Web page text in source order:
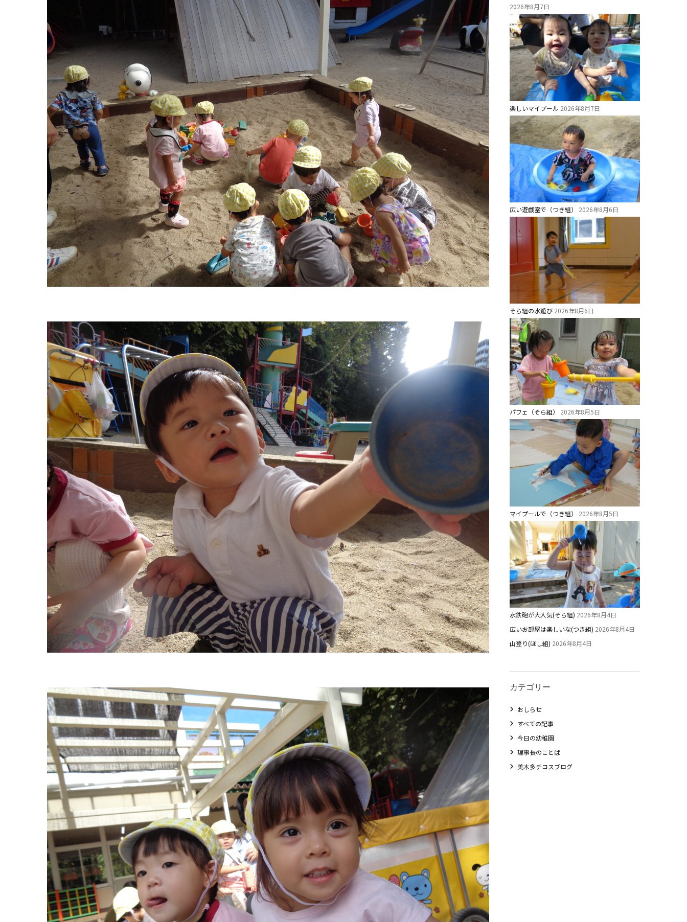
2026年8月7日
楽しいマイプール 2026年8月7日
広い遊戯室で（つき組） 2026年8月6日
そら組の水遊び 2026年8月6日
パフェ（そら組） 2026年8月5日
マイプールで（つき組） 2026年8月5日
水鉄砲が大人気(そら組) 2026年8月4日
広いお部屋は楽しいな(つき組) 2026年8月4日
山登り(ほし組) 2026年8月4日
カテゴリー
おしらせ
すべての記事
今日の幼稚園
理事長のことば
美木多チコスブログ
お知らせ 今日の幼稚園 園児募集要項
教職員募集
園のこと
園舎案内
安⼼・安全対策
課外教室
理事長のことば
教育と保育
美⽊多幼稚園の理想
園の1⽇
年間⾏事
預かり保育［ヒラソル ]
美⽊多チコス
美⽊多チコスについて
美⽊多チコスブログ
未就園児クラス
0歳親子登園［マカロンクラス ]
1歳・2歳親子登園［マリポサクラス ]
2歳児ひとり登園［ゆず組 ]